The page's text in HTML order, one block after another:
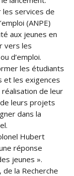
les services de
(ANPE)
aux jeunes en
vers les
d’emploi.
les étudiants
et les exigences
de leur
leurs projets
dans la
Hubert
réponse
jeunes ».
la Recherche